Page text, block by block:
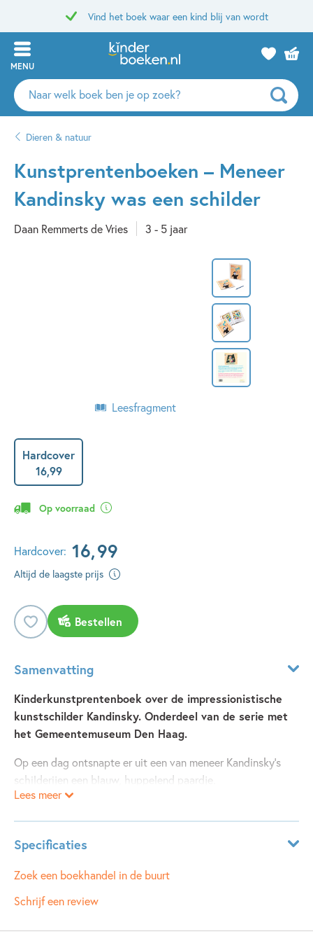
Vind het boek waar een kind blij van wordt
MENU
Zoeken
naar
auteurs
uitgevers
Dieren & natuur
Kunstprentenboeken – Meneer
Kandinsky was een schilder
Daan Remmerts de Vries 3 - 5 jaar
Leesfragment
Hardcover
16,99
Op voorraad
Hardcover: 16,99
Altijd de laagste prijs
Bestellen
Samenvatting
Kinderkunstprentenboek over de impressionistische
kunstschilder Kandinsky. Onderdeel van de serie met
het Gemeentemuseum Den Haag.
Op een dag ontsnapte er uit een van meneer Kandinsky’s
schilderijen een blauw, huppelend paardje.
Zo begint het verhaal over de schilder Kandinsky. Het
Kandinsky nieuwe schilderijen gaan maken – schilderijen
zoals de wereld die nog niet had gezien.
verdwenen. Meneer Kandinsky blijft eenzaam achter,
Lees meer
Specificaties
Leeftijdsindicatie: 3 - 5 jaar
ISBN:
9789025875695
Zoek een boekhandel in de buurt
Schrijf een review